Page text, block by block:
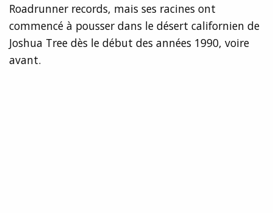
Roadrunner records, mais ses racines ont
commencé à pousser dans le désert californien de
Joshua Tree dès le début des années 1990, voire
avant.